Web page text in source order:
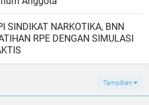
SINDIKAT NARKOTIKA, BNN
RPE DENGAN SIMULASI
Tampilkan